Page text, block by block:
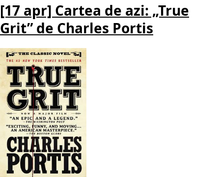
[17 apr] Cartea de azi: „True
Grit” de Charles Portis